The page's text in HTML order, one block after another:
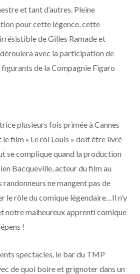
et tant d’autres. Pleine
pour cette légence, cette
de Gilles Ramade et
avec la participation de
de la Compagnie Figaro
plusieurs fois primée à Cannes
le film « Le roi Louis » doit être livré
se complique quand la production
Bacqueville, acteur du film au
randonneurs ne mangent pas de
le rôle du comique légendaire…Il n’y
notre malheureux apprenti comique
!
spectacles, le bar du TMP
de quoi boire et grignoter dans un